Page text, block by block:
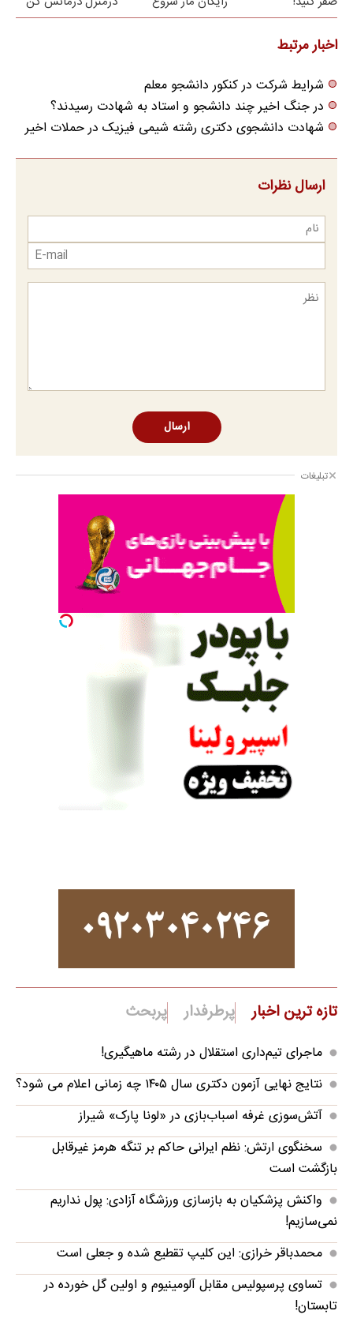
میشه!
اخبار مرتبط
شرایط شرکت در کنکور دانشجو معلم
در جنگ اخیر چند دانشجو و استاد به شهادت رسیدند؟
شهادت دانشجوی دکتری رشته شیمی فیزیک در حملات اخیر
ارسال نظرات
ارسال
تبلیغات
تازه ترین اخبار پرطرفدار پربحث
ماجرای تیم‌داری استقلال در رشته ماهیگیری!
نتایج نهایی آزمون دکتری سال ۱۴۰۵ چه زمانی اعلام می شود؟
آتش‌سوزی غرفه اسباب‌بازی در «لونا پارک» شیراز
سخنگوی ارتش: نظم ایرانی حاکم بر تنگه هرمز غیرقابل
بازگشت است
واکنش پزشکیان به بازسازی ورزشگاه آزادی: پول نداریم
نمی‌سازیم!
محمدباقر خرازی: این کلیپ تقطیع شده و جعلی است
تساوی پرسپولیس مقابل آلومینیوم و اولین گل خورده در
تابستان!